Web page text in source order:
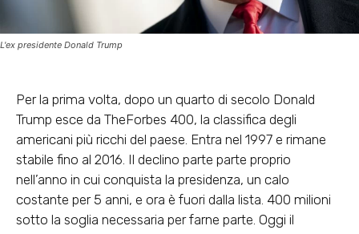
L'ex presidente Donald Trump
Per la prima volta, dopo un quarto di secolo Donald
Trump esce da TheForbes 400, la classifica degli
americani più ricchi del paese. Entra nel 1997 e rimane
stabile fino al 2016. Il declino parte parte proprio
nell’anno in cui conquista la presidenza, un calo
costante per 5 anni, e ora è fuori dalla lista. 400 milioni
sotto la soglia necessaria per farne parte. Oggi il